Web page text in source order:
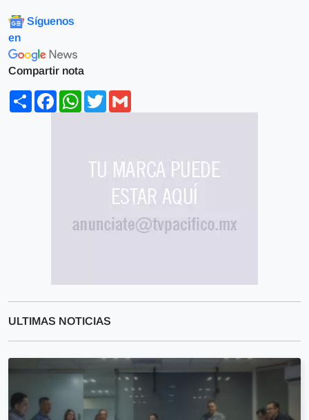
Síguenos
en
Compartir nota
ShareFacebookWhatsApp
Twitter
ULTIMAS NOTICIAS